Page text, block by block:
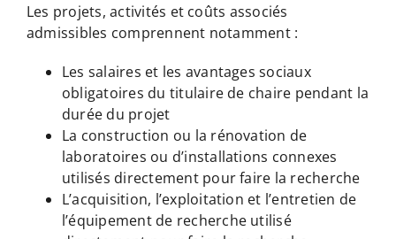
Les projets, activités et coûts associés
admissibles comprennent notamment :
Les salaires et les avantages sociaux
obligatoires du titulaire de chaire pendant la
durée du projet
La construction ou la rénovation de
laboratoires ou d’installations connexes
utilisés directement pour faire la recherche
L’acquisition, l’exploitation et l’entretien de
l’équipement de recherche utilisé